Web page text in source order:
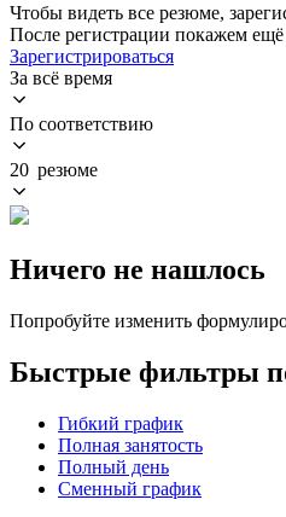
Чтобы видеть все резюме,
После регистрации покажем
Зарегистрироваться
За всё время
По соответствию
20 резюме
Ничего не нашлось
Попробуйте изменить
Быстрые фильтры
Гибкий график
Полная занятость
Полный день
Сменный график